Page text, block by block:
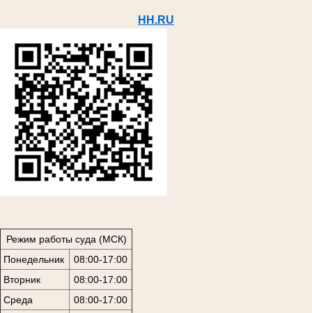
HH.RU
Режим работы суда (МСК)
Понедельник
08:00-17:00
Вторник
08:00-17:00
Среда
08:00-17:00